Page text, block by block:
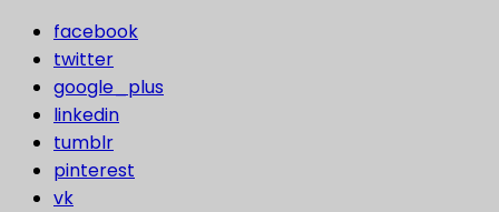
facebook
twitter
google_plus
linkedin
tumblr
pinterest
vk